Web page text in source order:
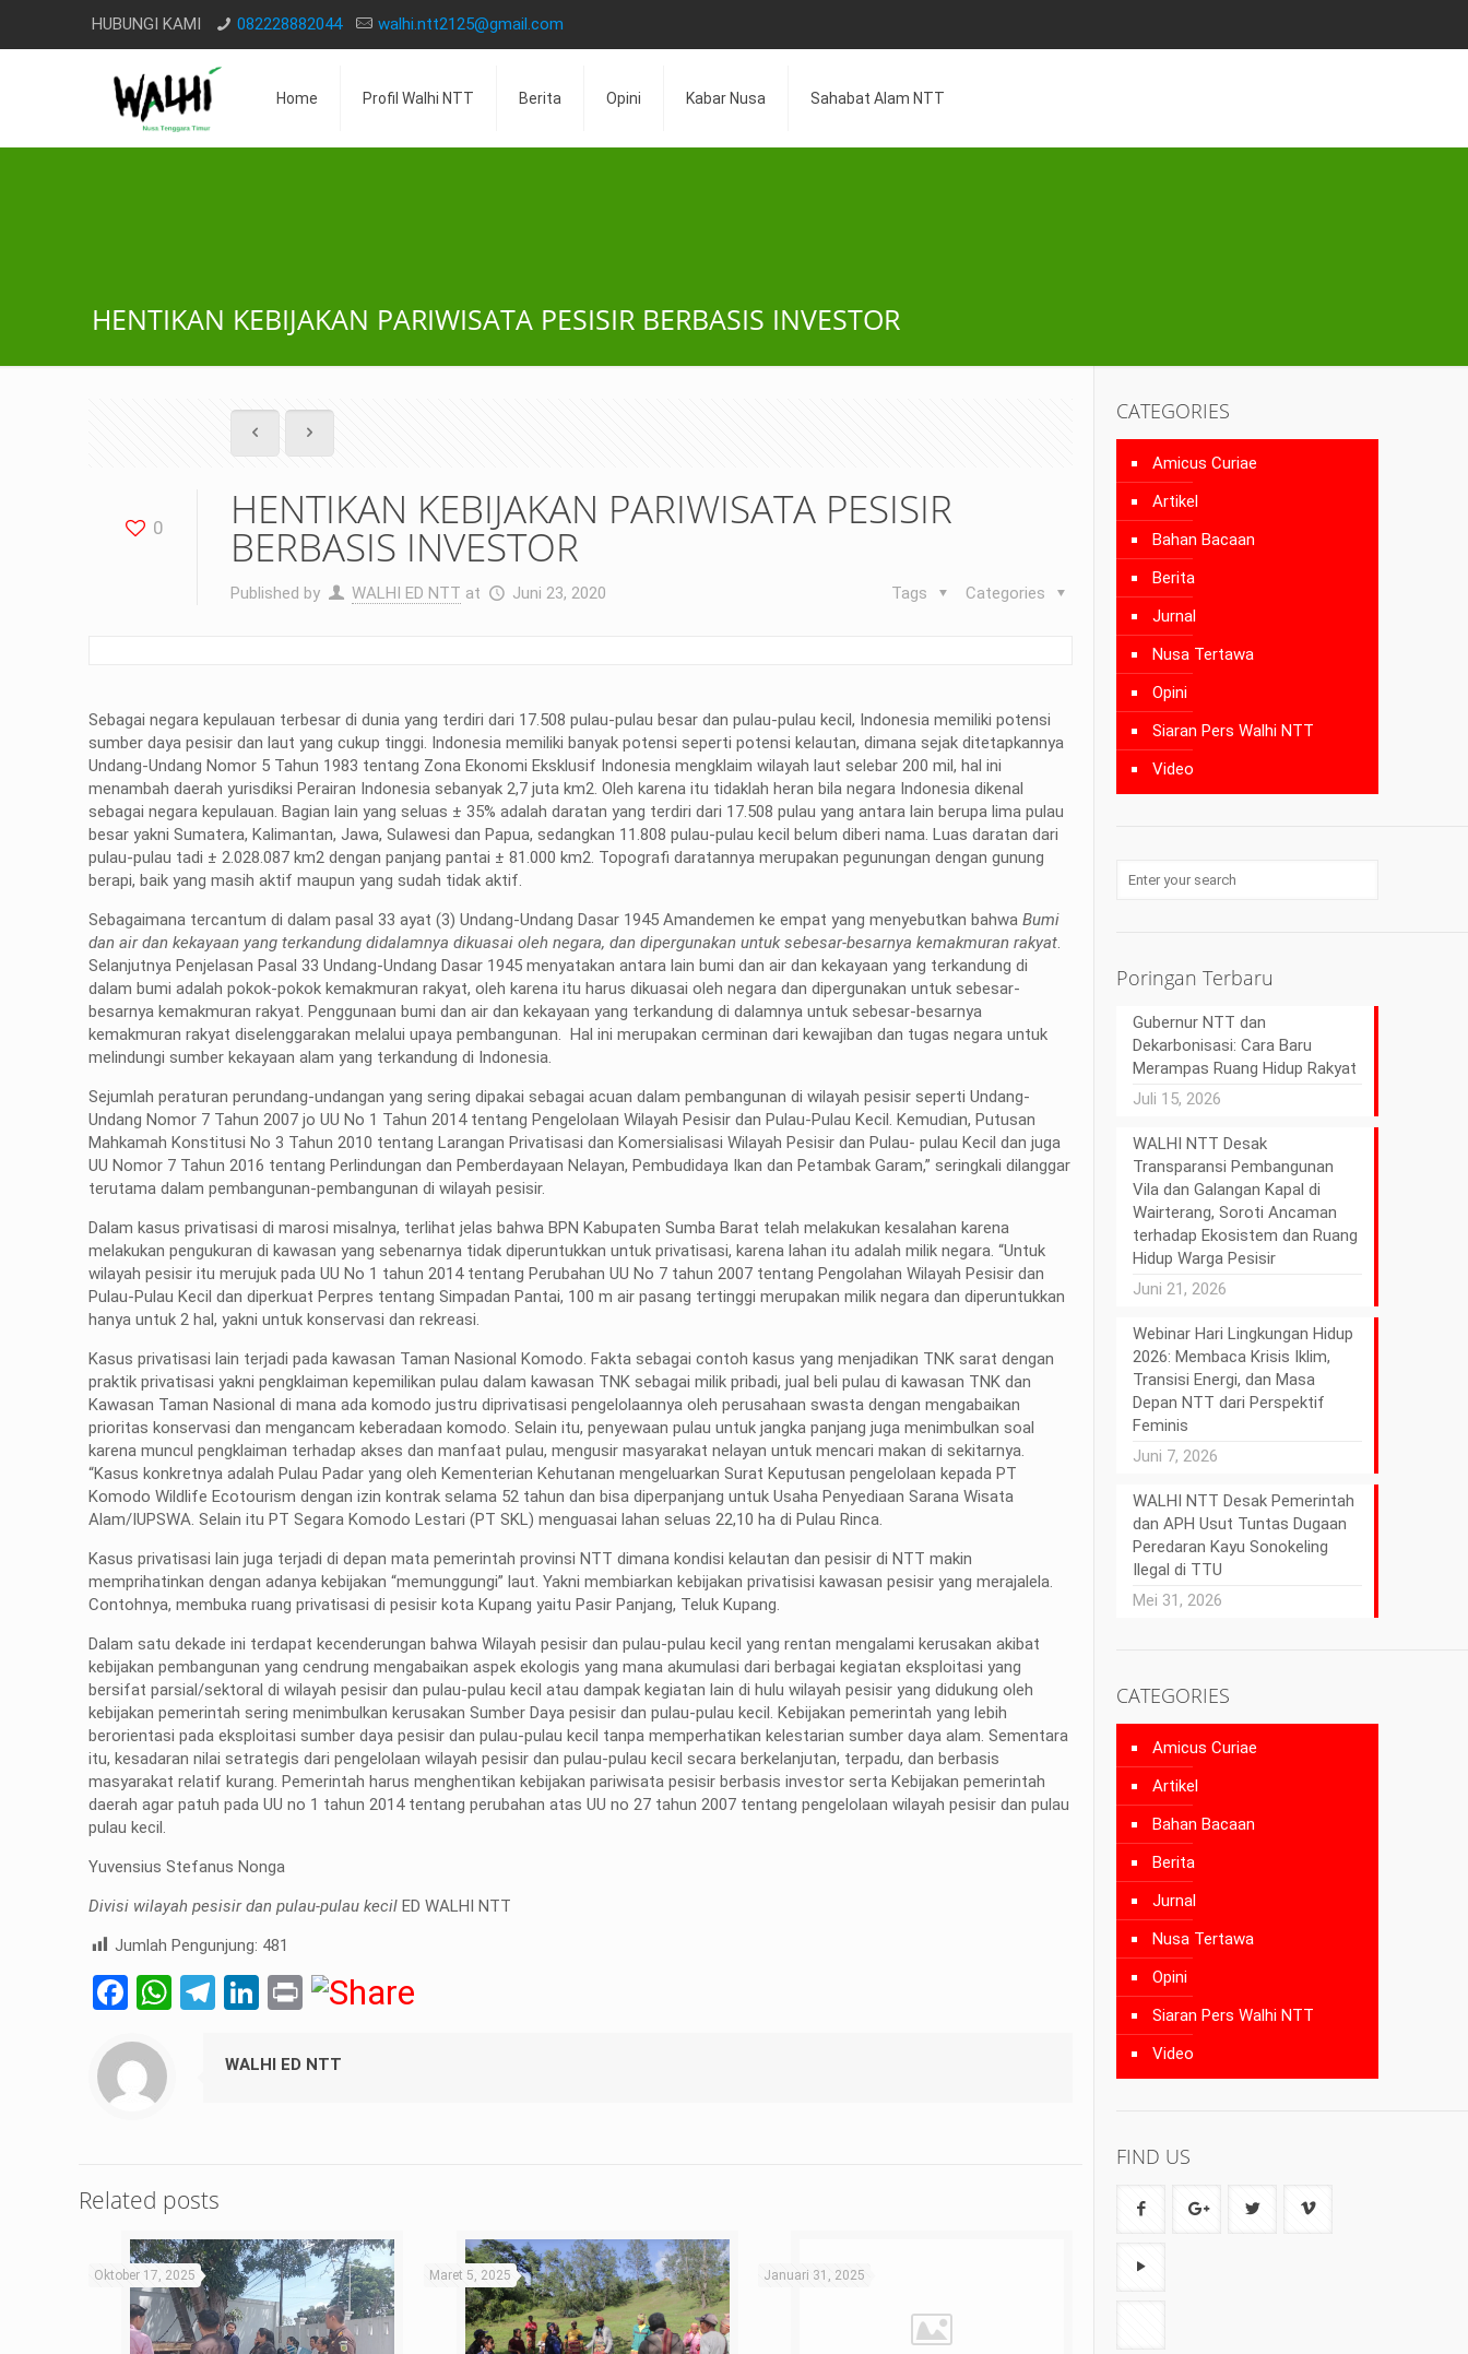
HUBUNGI KAMI 082228882044 walhi.ntt2125@gmail.com
Home Profil Walhi NTT Berita Opini Kabar Nusa Sahabat Alam NTT
HENTIKAN KEBIJAKAN PARIWISATA PESISIR BERBASIS INVESTOR
0 HENTIKAN KEBIJAKAN PARIWISATA PESISIR
BERBASIS INVESTOR
Published by WALHI ED NTT at Juni 23, 2020 Categories
Tags
Sebagai negara kepulauan terbesar di dunia yang terdiri dari 17.508 pulau‐pulau besar dan pulau‐pulau kecil, Indonesia memiliki potensi
sumber daya pesisir dan laut yang cukup tinggi. Indonesia memiliki banyak potensi seperti potensi kelautan, dimana sejak ditetapkannya
Undang-Undang Nomor 5 Tahun 1983 tentang Zona Ekonomi Eksklusif Indonesia mengklaim wilayah laut selebar 200 mil, hal ini
menambah daerah yurisdiksi Perairan Indonesia sebanyak 2,7 juta km2. Oleh karena itu tidaklah heran bila negara Indonesia dikenal
sebagai negara kepulauan. Bagian lain yang seluas ± 35% adalah daratan yang terdiri dari 17.508 pulau yang antara lain berupa lima pulau
besar yakni Sumatera, Kalimantan, Jawa, Sulawesi dan Papua, sedangkan 11.808 pulau-pulau kecil belum diberi nama. Luas daratan dari
pulau-pulau tadi ± 2.028.087 km2 dengan panjang pantai ± 81.000 km2. Topografi daratannya merupakan pegunungan dengan gunung
berapi, baik yang masih aktif maupun yang sudah tidak aktif.
Sebagaimana tercantum di dalam pasal 33 ayat (3) Undang-Undang Dasar 1945 Amandemen ke empat yang menyebutkan bahwaBumi
dan air dan kekayaan yang terkandung didalamnya dikuasai oleh negara, dan dipergunakan untuk sebesar-besarnya kemakmuran rakyat.
Selanjutnya Penjelasan Pasal 33 Undang-Undang Dasar 1945 menyatakan antara lain bumi dan air dan kekayaan yang terkandung di
dalam bumi adalah pokok-pokok kemakmuran rakyat, oleh karena itu harus dikuasai oleh negara dan dipergunakan untuk sebesar-
besarnya kemakmuran rakyat. Penggunaan bumi dan air dan kekayaan yang terkandung di dalamnya untuk sebesar-besarnya
kemakmuran rakyat diselenggarakan melalui upaya pembangunan. Hal ini merupakan cerminan dari kewajiban dan tugas negara untuk
melindungi sumber kekayaan alam yang terkandung di Indonesia.
Sejumlah peraturan perundang-undangan yang sering dipakai sebagai acuan dalam pembangunan di wilayah pesisir seperti Undang-
Undang Nomor 7 Tahun 2007 jo UU No 1 Tahun 2014 tentang Pengelolaan Wilayah Pesisir dan Pulau-Pulau Kecil. Kemudian, Putusan
Mahkamah Konstitusi No 3 Tahun 2010 tentang Larangan Privatisasi dan Komersialisasi Wilayah Pesisir dan Pulau- pulau Kecil dan juga
UU Nomor 7 Tahun 2016 tentang Perlindungan dan Pemberdayaan Nelayan, Pembudidaya Ikan dan Petambak Garam,” seringkali dilanggar
terutama dalam pembangunan-pembangunan di wilayah pesisir.
Dalam kasus privatisasi di marosi misalnya, terlihat jelas bahwa BPN Kabupaten Sumba Barat telah melakukan kesalahan karena
melakukan pengukuran di kawasan yang sebenarnya tidak diperuntukkan untuk privatisasi, karena lahan itu adalah milik negara. “Untuk
wilayah pesisir itu merujuk pada UU No 1 tahun 2014 tentang Perubahan UU No 7 tahun 2007 tentang Pengolahan Wilayah Pesisir dan
Pulau-Pulau Kecil dan diperkuat Perpres tentang Simpadan Pantai, 100 m air pasang tertinggi merupakan milik negara dan diperuntukkan
hanya untuk 2 hal, yakni untuk konservasi dan rekreasi.
Kasus privatisasi lain terjadi pada kawasan Taman Nasional Komodo. Fakta sebagai contoh kasus yang menjadikan TNK sarat dengan
praktik privatisasi yakni pengklaiman kepemilikan pulau dalam kawasan TNK sebagai milik pribadi, jual beli pulau di kawasan TNK dan
Kawasan Taman Nasional di mana ada komodo justru diprivatisasi pengelolaannya oleh perusahaan swasta dengan mengabaikan
prioritas konservasi dan mengancam keberadaan komodo. Selain itu, penyewaan pulau untuk jangka panjang juga menimbulkan soal
karena muncul pengklaiman terhadap akses dan manfaat pulau, mengusir masyarakat nelayan untuk mencari makan di sekitarnya.
“Kasus konkretnya adalah Pulau Padar yang oleh Kementerian Kehutanan mengeluarkan Surat Keputusan pengelolaan kepada PT
Komodo Wildlife Ecotourism dengan izin kontrak selama 52 tahun dan bisa diperpanjang untuk Usaha Penyediaan Sarana Wisata
Alam/IUPSWA. Selain itu PT Segara Komodo Lestari (PT SKL) menguasai lahan seluas 22,10 ha di Pulau Rinca.
Kasus privatisasi lain juga terjadi di depan mata pemerintah provinsi NTT dimana kondisi kelautan dan pesisir di NTT makin
memprihatinkan dengan adanya kebijakan “memunggungi” laut. Yakni membiarkan kebijakan privatisisi kawasan pesisir yang merajalela.
Contohnya, membuka ruang privatisasi di pesisir kota Kupang yaitu Pasir Panjang, Teluk Kupang.
Dalam satu dekade ini terdapat kecenderungan bahwa Wilayah pesisir dan pulau-pulau kecil yang rentan mengalami kerusakan akibat
kebijakan pembangunan yang cendrung mengabaikan aspek ekologis yang mana akumulasi dari berbagai kegiatan eksploitasi yang
bersifat parsial/sektoral di wilayah pesisir dan pulau-pulau kecil atau dampak kegiatan lain di hulu wilayah pesisir yang didukung oleh
kebijakan pemerintah sering menimbulkan kerusakan Sumber Daya pesisir dan pulau-pulau kecil. Kebijakan pemerintah yang lebih
berorientasi pada eksploitasi sumber daya pesisir dan pulau-pulau kecil tanpa memperhatikan kelestarian sumber daya alam. Sementara
itu, kesadaran nilai setrategis dari pengelolaan wilayah pesisir dan pulau-pulau kecil secara berkelanjutan, terpadu, dan berbasis
masyarakat relatif kurang. Pemerintah harus menghentikan kebijakan pariwisata pesisir berbasis investor serta Kebijakan pemerintah
daerah agar patuh pada UU no 1 tahun 2014 tentang perubahan atas UU no 27 tahun 2007 tentang pengelolaan wilayah pesisir dan pulau
pulau kecil.
Yuvensius Stefanus Nonga
Divisi wilayah pesisir dan pulau-pulau kecil ED WALHI NTT
Jumlah Pengunjung: 481
Facebook
WhatsApp
Telegram
LinkedIn
Print
WALHI ED NTT
Related posts
Oktober 17, 2025 Maret 5, 2025 Januari 31, 2025
CATEGORIES
Amicus Curiae
Artikel
Bahan Bacaan
Berita
Jurnal
Nusa Tertawa
Opini
Siaran Pers Walhi NTT
Video
Poringan Terbaru
Gubernur NTT dan
Dekarbonisasi: Cara Baru
Merampas Ruang Hidup Rakyat
Juli 15, 2026
WALHI NTT Desak
Transparansi Pembangunan
Vila dan Galangan Kapal di
Wairterang, Soroti Ancaman
terhadap Ekosistem dan Ruang
Hidup Warga Pesisir
Juni 21, 2026
Webinar Hari Lingkungan Hidup
2026: Membaca Krisis Iklim,
Transisi Energi, dan Masa
Depan NTT dari Perspektif
Feminis
Juni 7, 2026
WALHI NTT Desak Pemerintah
dan APH Usut Tuntas Dugaan
Peredaran Kayu Sonokeling
Ilegal di TTU
Mei 31, 2026
CATEGORIES
Amicus Curiae
Artikel
Bahan Bacaan
Berita
Jurnal
Nusa Tertawa
Opini
Siaran Pers Walhi NTT
Video
FIND US